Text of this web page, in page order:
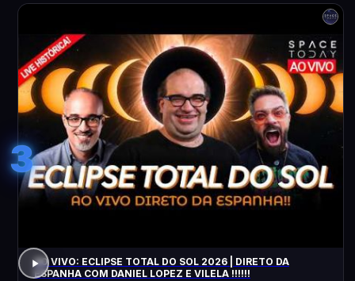
3
AO VIVO: ECLIPSE TOTAL DO SOL 2026 | DIRETO DA
ESPANHA COM DANIEL LOPEZ E VILELA !!!!!!